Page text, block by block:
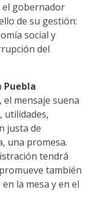
gobernador
de su gestión:
social y
del
Puebla
el mensaje suena
utilidades,
justa de
una promesa.
tendrá
también
la mesa y en el